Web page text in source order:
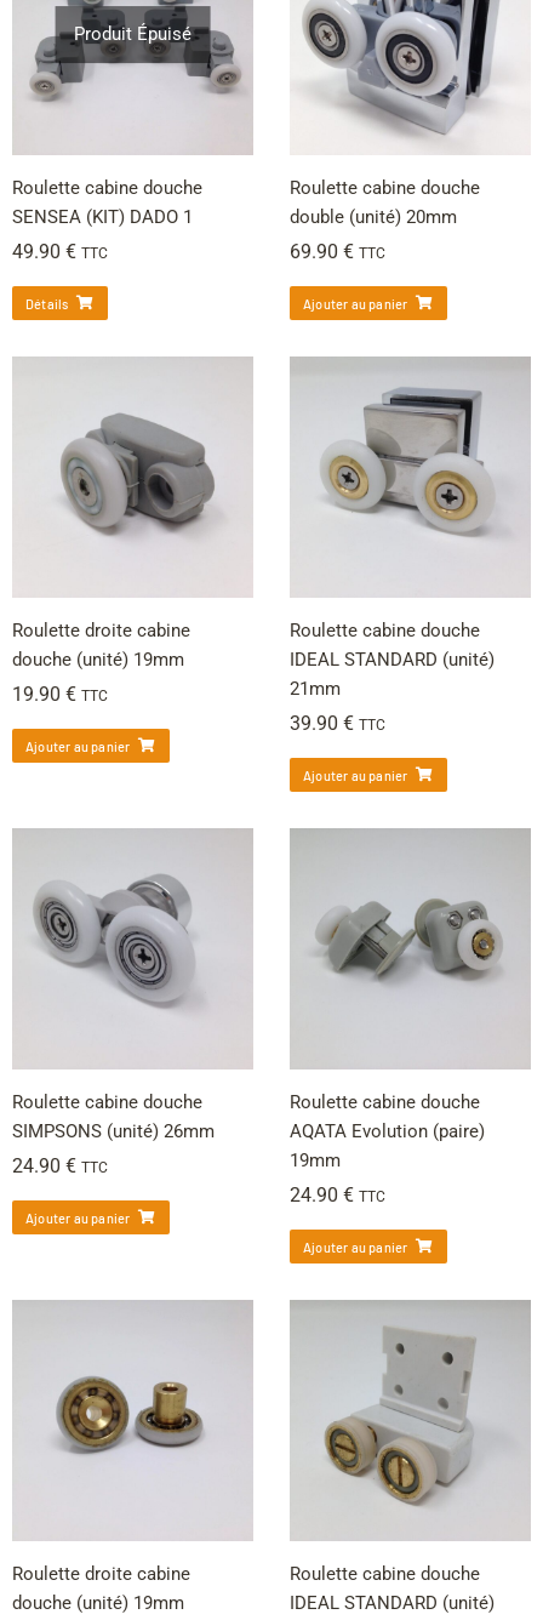
Produit Épuisé
Roulette cabine douche
SENSEA (KIT) DADO 1
49.90 € TTC
Détails
Roulette cabine douche
double (unité) 20mm
69.90 € TTC
Ajouter au panier
Roulette droite cabine
douche (unité) 19mm
19.90 € TTC
Ajouter au panier
Roulette cabine douche
IDEAL STANDARD (unité)
21mm
39.90 € TTC
Ajouter au panier
Roulette cabine douche
SIMPSONS (unité) 26mm
24.90 € TTC
Ajouter au panier
Roulette cabine douche
AQATA Evolution (paire)
19mm
24.90 € TTC
Ajouter au panier
Roulette droite cabine
douche (unité) 19mm
Roulette cabine douche
IDEAL STANDARD (unité)